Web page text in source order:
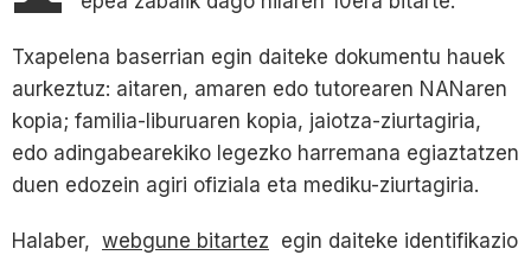
Txapelena baserrian egin daiteke dokumentu hauek
aurkeztuz: aitaren, amaren edo tutorearen NANaren
kopia; familia-liburuaren kopia, jaiotza-ziurtagiria,
edo adingabearekiko legezko harremana egiaztatzen
duen edozein agiri ofiziala eta mediku-ziurtagiria.
Halaber, webgune bitartez egin daiteke identifikazio